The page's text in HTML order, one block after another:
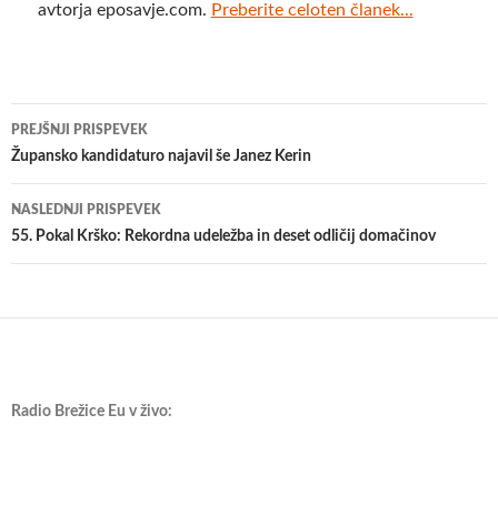
avtorja eposavje.com. Preberite celoten članek...
Krmarjenje
po
prispevkih
PREJŠNJI PRISPEVEK
​Župansko kandidaturo najavil še Janez Kerin
NASLEDNJI PRISPEVEK
55. Pokal Krško: Rekordna udeležba in deset odličij domačinov
Radio Brežice Eu v živo: